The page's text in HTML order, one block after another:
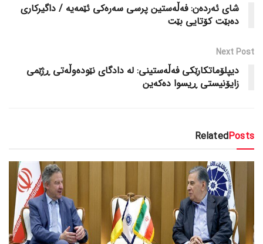
شای ئەردەن: فەڵەستین پرسی سەرەکی ئێمەیە / داگیرکاری
دەبێت کۆتایی بێت
Next Post
دیپلۆماتکارێکی فەڵەستینی: لە دادگای نێودەوڵەتی ڕژێمی
زایۆنیستی ڕیسوا دەکەین
RelatedPosts